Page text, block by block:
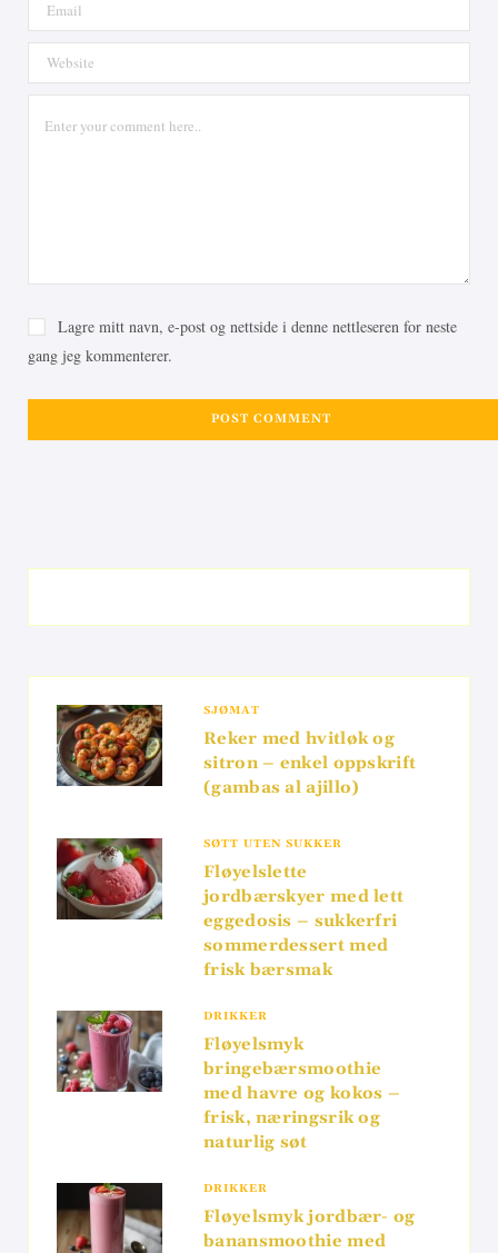
Lagre mitt navn, e-post og nettside i denne nettleseren for neste
gang jeg kommenterer.
SJØMAT
Reker med hvitløk og
sitron – enkel oppskrift
(gambas al ajillo)
SØTT UTEN SUKKER
Fløyelslette
jordbærskyer med lett
eggedosis – sukkerfri
sommerdessert med
frisk bærsmak
DRIKKER
Fløyelsmyk
bringebærsmoothie
med havre og kokos –
frisk, næringsrik og
naturlig søt
DRIKKER
Fløyelsmyk jordbær- og
banansmoothie med